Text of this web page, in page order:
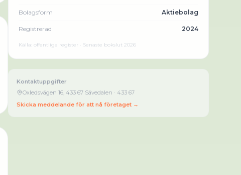
Bolagsform Aktiebolag
Registrerad 2024
Källa: offentliga register · Senaste bokslut 2026
Kontaktuppgifter
Oxledsvägen 16, 433 67 Sävedalen · 433 67
Skicka meddelande för att nå företaget →